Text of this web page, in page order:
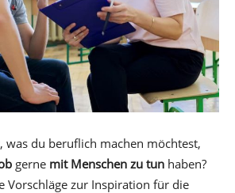
was du beruflich machen möchtest,
gerne mit Menschen zu tun haben?
Vorschläge zur Inspiration für die